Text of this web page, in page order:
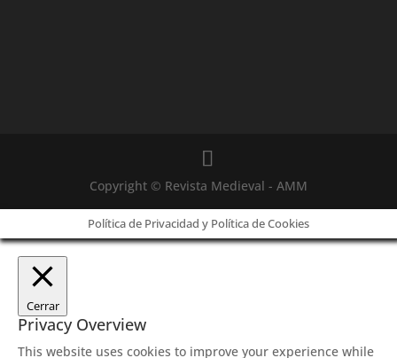
Copyright © Revista Medieval - AMM
Política de Privacidad y Política de Cookies
Cerrar
Privacy Overview
This website uses cookies to improve your experience while